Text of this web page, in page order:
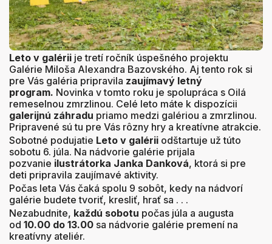
Leto v galérii je tretí ročník úspešného projektu
Galérie Miloša Alexandra Bazovského. Aj tento rok si
pre Vás galéria pripravila zaujímavý letný
program. Novinka v tomto roku je spolupráca s Oilá
remeselnou zmrzlinou. Celé leto máte k dispozícii
galerijnú záhradu priamo medzi galériou a zmrzlinou.
Pripravené sú tu pre Vás rôzny hry a kreatívne atrakcie.
Sobotné podujatie Leto v galérii odštartuje už túto
sobotu 6. júla. Na nádvorie galérie prijala
pozvanie ilustrátorka Janka Danková, ktorá si pre
deti pripravila zaujímavé aktivity.
Počas leta Vás čaká spolu 9 sobôt, kedy na nádvorí
galérie budete tvoriť, kresliť, hrať sa . . .
Nezabudnite, každú sobotu počas júla a augusta
od 10.00 do 13.00 sa nádvorie galérie premení na
kreatívny ateliér.